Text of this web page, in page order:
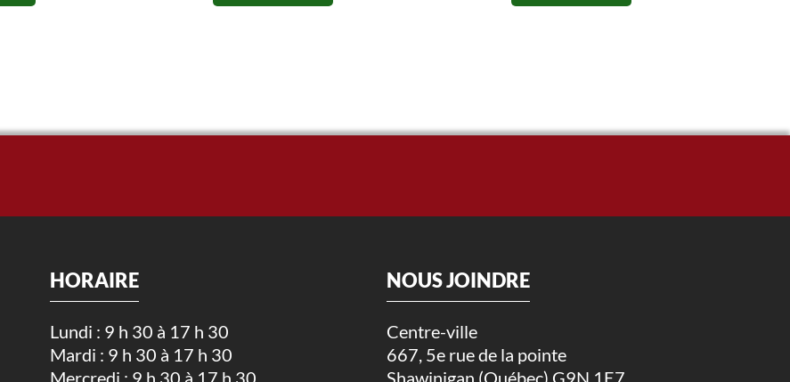
HORAIRE
Lundi : 9 h 30 à 17 h 30
Mardi : 9 h 30 à 17 h 30
Mercredi : 9 h 30 à 17 h 30
NOUS JOINDRE
Centre-ville
667, 5e rue de la pointe
Shawinigan (Québec) G9N 1E7